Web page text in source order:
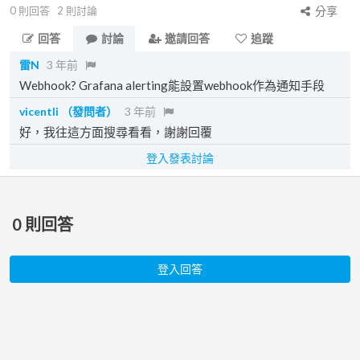
0 則回答 2 則討論
分享
回答
討論 邀請回答
追蹤
雷N 3 年前
Webhook? Grafana alerting能設置webhook作為通知手段
vicentli （發問者） 3 年前
好，我往這方面搜尋看看，謝謝回覆
登入發表討論
0 則回答
登入回答